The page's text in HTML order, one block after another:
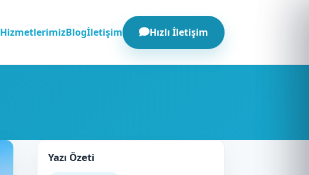
HizmetlerimizBlogİletişim Hızlı İletişim
Yazı Özeti